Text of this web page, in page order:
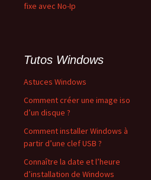
fixe avec No-Ip
Tutos Windows
Astuces Windows
Comment créer une image iso
d’un disque ?
Comment installer Windows à
partir d’une clef USB ?
Connaître la date et l’heure
d’installation de Windows